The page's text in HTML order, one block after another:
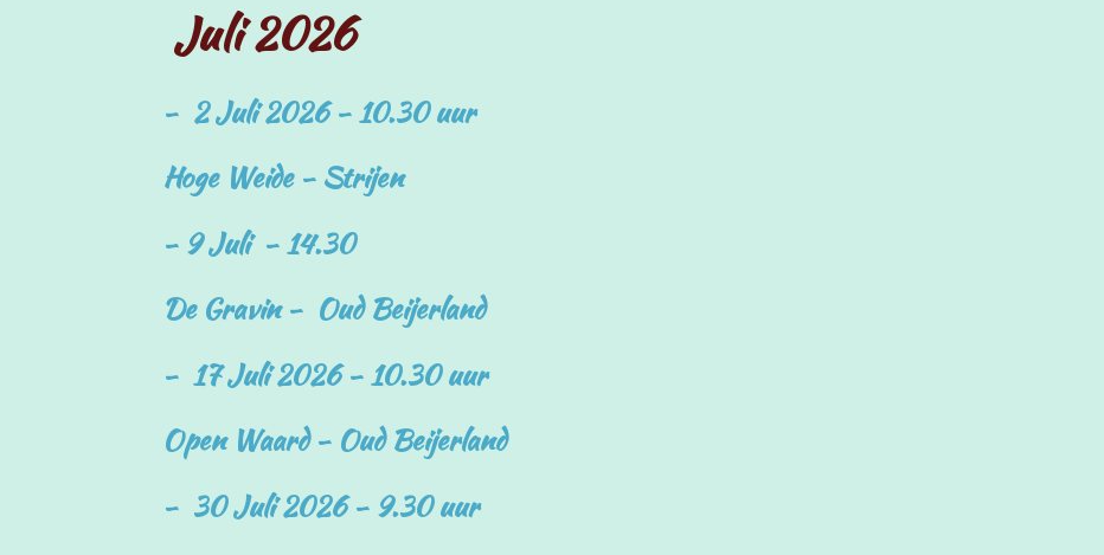
Juli 2026
- 2 Juli 2026 - 10.30 uur
Hoge Weide - Strijen
- 9 Juli - 14.30
De Gravin - Oud Beijerland
- 17 Juli 2026 - 10.30 uur
Open Waard - Oud Beijerland
- 30 Juli 2026 - 9.30 uur